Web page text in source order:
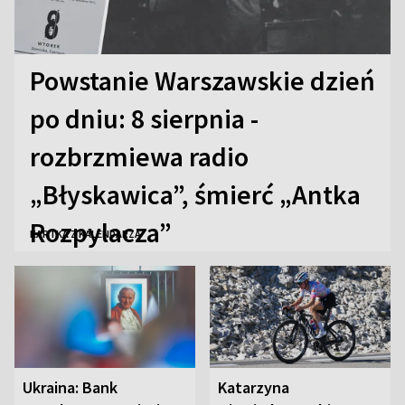
Powstanie Warszawskie dzień
po dniu: 8 sierpnia -
rozbrzmiewa radio
„Błyskawica”, śmierć „Antka
Rozpylacza”
KARTKA Z KALENDARZA
Ukraina: Bank
Katarzyna